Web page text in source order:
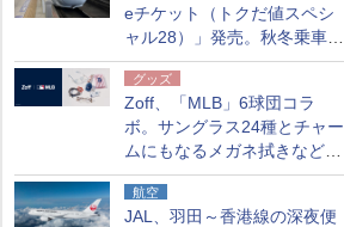
eチケット（トクだ値スペシ
ャル28）」発売。秋冬乗車
分、えきねっと限定
グッズ
Zoff、「MLB」6球団コラ
ボ。サングラス24種とチャー
ムにもなるメガネ拭きなど雑
貨24種
航空
JAL、羽田～香港線の深夜便